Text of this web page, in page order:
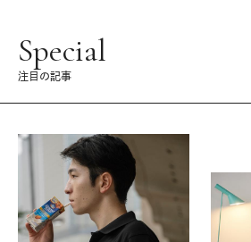
Special
注目の記事